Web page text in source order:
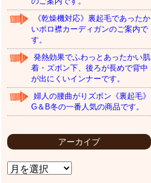
《乾燥機対応》裏起毛であったか
いポロ襟カーディガンのご案内で
す。
発熱効果でふわっとあったかい肌
着・ズボン下、後ろが長めで背中
が出にくいインナーです。
婦人の腰曲がりズボン《裏起毛》
G＆B冬の一番人気の商品です。
アーカイブ
ア
ー